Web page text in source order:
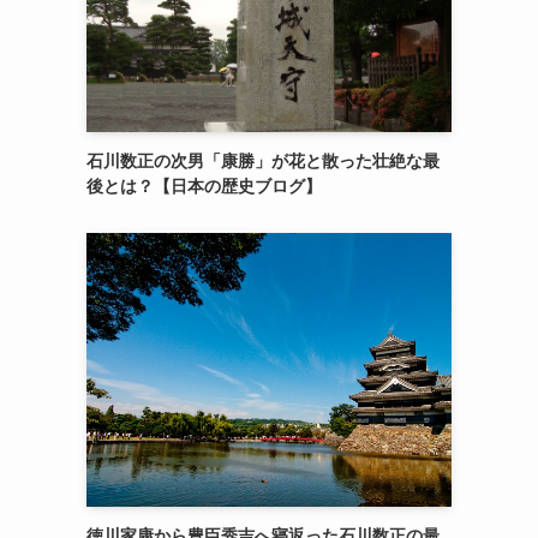
石川数正の次男「康勝」が花と散った壮絶な最
後とは？【日本の歴史ブログ】